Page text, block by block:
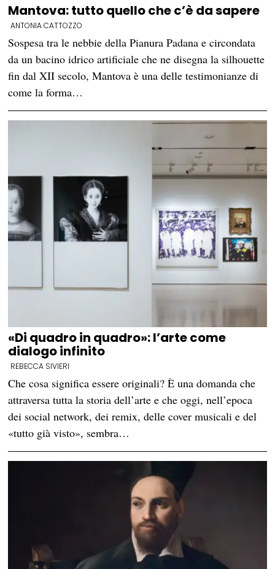
Mantova: tutto quello che c’è da sapere
ANTONIA CATTOZZO
Sospesa tra le nebbie della Pianura Padana e circondata
da un bacino idrico artificiale che ne disegna la silhouette
fin dal XII secolo, Mantova è una delle testimonianze di
come la forma…
«Di quadro in quadro»: l’arte come
dialogo infinito
REBECCA SIVIERI
Che cosa significa essere originali? È una domanda che
attraversa tutta la storia dell’arte e che oggi, nell’epoca
dei social network, dei remix, delle cover musicali e del
«tutto già visto», sembra…